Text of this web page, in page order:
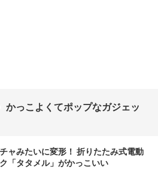
かっこよくてポップなガジェッ
ャみたいに変形！ 折りたたみ式電動
「タタメル」がかっこいい